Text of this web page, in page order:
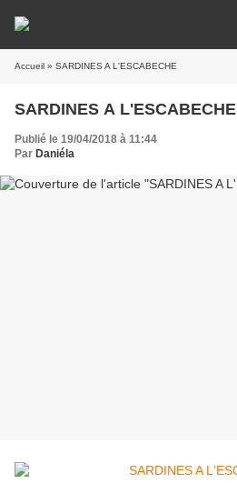
Accueil » SARDINES A L'ESCABECHE
SARDINES A L'ESCABECHE
Publié le 19/04/2018 à 11:44
Par Daniéla